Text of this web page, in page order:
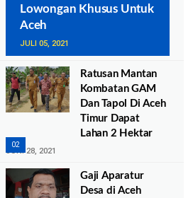
Lowongan Khusus Untuk
Aceh
JULI 05, 2021
Ratusan Mantan
Kombatan GAM
Dan Tapol Di Aceh
Timur Dapat
Lahan 2 Hektar
JUNI 28, 2021
Gaji Aparatur
Desa di Aceh